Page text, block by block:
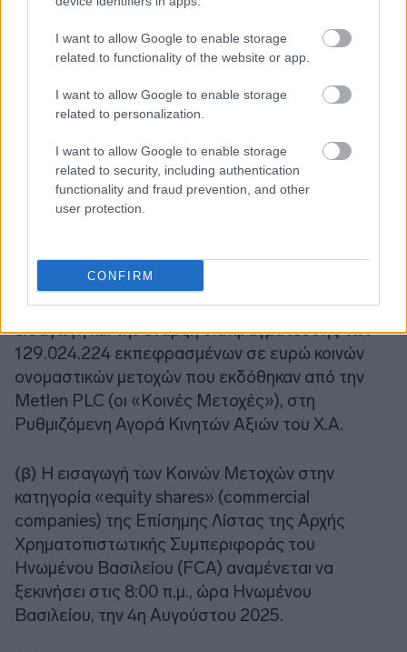
I want to allow Google to enable storage
related to functionality of the website or app.
I want to allow Google to enable storage
related to personalization.
I want to allow Google to enable storage
related to security, including authentication
functionality and fraud prevention, and other
user protection.
CONFIRM
Την 1η Αυγούστου, η Επιτροπή Εισαγωγών και
Λειτουργίας Αγορών του Χ.Α ενέκρινε την
εισαγωγή και την έναρξη διαπραγμάτευσης των
129.024.224 εκπεφρασμένων σε ευρώ κοινών
ονομαστικών μετοχών που εκδόθηκαν από την
Metlen PLC (οι «Κοινές Μετοχές»), στη
Ρυθμιζόμενη Αγορά Κινητών Αξιών του Χ.Α.
(β) Η εισαγωγή των Κοινών Μετοχών στην
κατηγορία «equity shares» (commercial
companies) της Επίσημης Λίστας της Αρχής
Χρηματοπιστωτικής Συμπεριφοράς του
Ηνωμένου Βασιλείου (FCA) αναμένεται να
ξεκινήσει στις 8:00 π.μ., ώρα Ηνωμένου
Βασιλείου, την 4η Αυγούστου 2025.